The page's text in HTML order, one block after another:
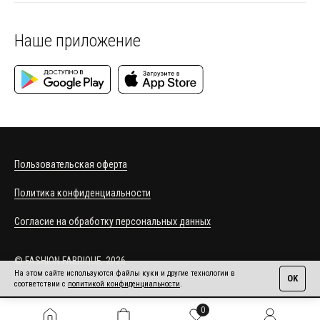
0
Обработка персональных данных осуществляется в соответствии с политикой
конфиденциальности и пользовательским соглашением.
Наше приложение
© FASHION FABRIQUE, 2026
Пользовательская оферта
Политика конфиденциальности
Согласие на обработку персональных данных
На этом сайте используются файлы куки и другие технологии в
соответствии с политикой конфиденциальности.
OK